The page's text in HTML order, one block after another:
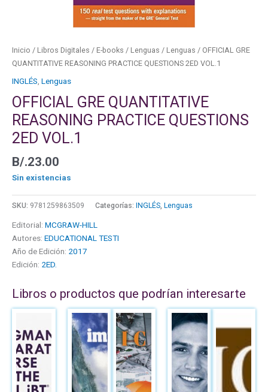
Inicio / Libros Digitales / E-books / Lenguas / Lenguas / OFFICIAL GRE
QUANTITATIVE REASONING PRACTICE QUESTIONS 2ED VOL.1
INGLÉS, Lenguas
OFFICIAL GRE QUANTITATIVE
REASONING PRACTICE QUESTIONS
2ED VOL.1
B/.23.00
Sin existencias
SKU: 9781259863509 Categorías: INGLÉS, Lenguas
Editorial: MCGRAW-HILL
Autores: EDUCATIONAL TESTI
Año de Edición: 2017
Edición: 2ED.
Libros o productos que podrían interesarte